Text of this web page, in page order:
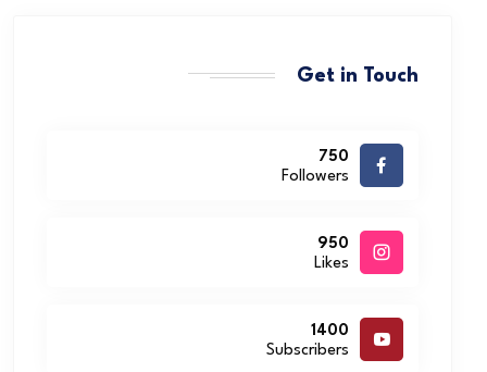
Get in Touch
750
Followers
950
Likes
1400
Subscribers